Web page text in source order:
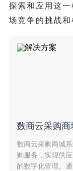
探索和应用这
场竞争的挑战和
数商云采购
数商云采购商城
购服务，实现供
的数字化管理。